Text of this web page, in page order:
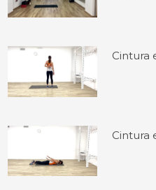
Cintura
Cintura